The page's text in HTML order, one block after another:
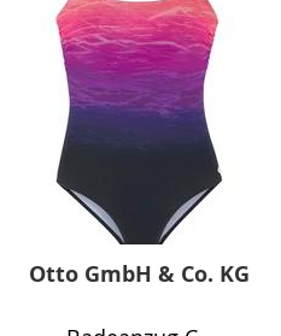
Otto GmbH & Co. KG